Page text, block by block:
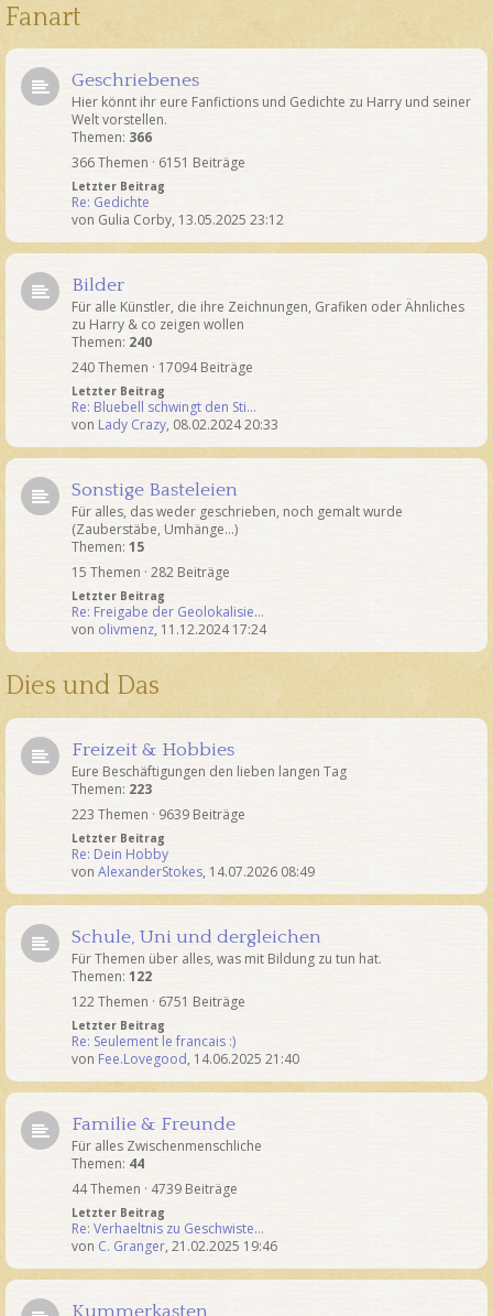
Fanart
Geschriebenes
Hier könnt ihr eure Fanfictions und Gedichte zu Harry und seiner
Welt vorstellen.
Themen: 366
366 Themen · 6151 Beiträge
Letzter Beitrag
Re: Gedichte
von Gulia Corby, 13.05.2025 23:12
Bilder
Für alle Künstler, die ihre Zeichnungen, Grafiken oder Ähnliches
zu Harry & co zeigen wollen
Themen: 240
240 Themen · 17094 Beiträge
Letzter Beitrag
Re: Bluebell schwingt den Sti…
von Lady Crazy, 08.02.2024 20:33
Sonstige Basteleien
Für alles, das weder geschrieben, noch gemalt wurde
(Zauberstäbe, Umhänge...)
Themen: 15
15 Themen · 282 Beiträge
Letzter Beitrag
Re: Freigabe der Geolokalisie…
von olivmenz, 11.12.2024 17:24
Dies und Das
Freizeit & Hobbies
Eure Beschäftigungen den lieben langen Tag
Themen: 223
223 Themen · 9639 Beiträge
Letzter Beitrag
Re: Dein Hobby
von AlexanderStokes, 14.07.2026 08:49
Schule, Uni und dergleichen
Für Themen über alles, was mit Bildung zu tun hat.
Themen: 122
122 Themen · 6751 Beiträge
Letzter Beitrag
Re: Seulement le francais :)
von Fee.Lovegood, 14.06.2025 21:40
Familie & Freunde
Für alles Zwischenmenschliche
Themen: 44
44 Themen · 4739 Beiträge
Letzter Beitrag
Re: Verhaeltnis zu Geschwiste…
von C. Granger, 21.02.2025 19:46